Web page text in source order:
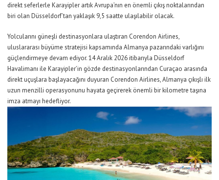
direkt seferlerle Karayipler artık Avrupa’nın en önemli çıkış noktalarından
biri olan Düsseldorf’tan yaklaşık 9,5 saatte ulaşılabilir olacak.
Yolcularını güneşli destinasyonlara ulaştıran Corendon Airlines,
uluslararası büyüme stratejisi kapsamında Almanya pazarındaki varlığını
güçlendirmeye devam ediyor. 14 Aralık 2026 itibarıyla Düsseldorf
Havalimanı ile Karayipler’in gözde destinasyonlarından Curaçao arasında
direkt uçuşlara başlayacağını duyuran Corendon Airlines, Almanya çıkışlı ilk
uzun menzilli operasyonunu hayata geçirerek önemli bir kilometre taşına
imza atmayı hedefliyor.